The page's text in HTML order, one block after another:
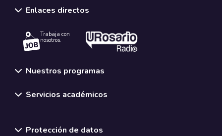
Enlaces directos
Trabaja con
nosotros.
Nuestros programas
Servicios académicos
Protección de datos